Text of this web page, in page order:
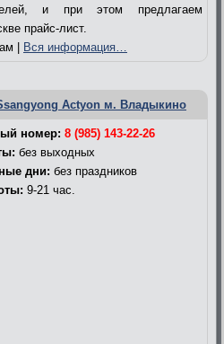
и при этом предлагаем
прайс-лист.
| Вся информация…
Actyon м. Владыкино
номер: 8 (985) 143-22-26
без выходных
дни: без праздников
9-21 час.